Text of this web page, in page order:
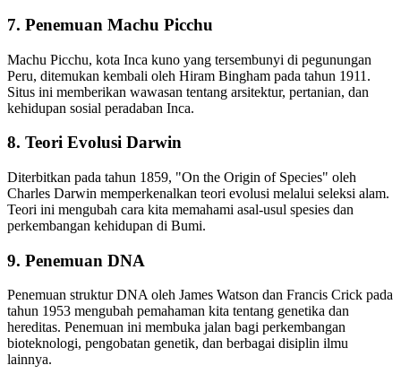
7. Penemuan Machu Picchu
Machu Picchu, kota Inca kuno yang tersembunyi di pegunungan
Peru, ditemukan kembali oleh Hiram Bingham pada tahun 1911.
Situs ini memberikan wawasan tentang arsitektur, pertanian, dan
kehidupan sosial peradaban Inca.
8. Teori Evolusi Darwin
Diterbitkan pada tahun 1859, "On the Origin of Species" oleh
Charles Darwin memperkenalkan teori evolusi melalui seleksi alam.
Teori ini mengubah cara kita memahami asal-usul spesies dan
perkembangan kehidupan di Bumi.
9. Penemuan DNA
Penemuan struktur DNA oleh James Watson dan Francis Crick pada
tahun 1953 mengubah pemahaman kita tentang genetika dan
hereditas. Penemuan ini membuka jalan bagi perkembangan
bioteknologi, pengobatan genetik, dan berbagai disiplin ilmu
lainnya.